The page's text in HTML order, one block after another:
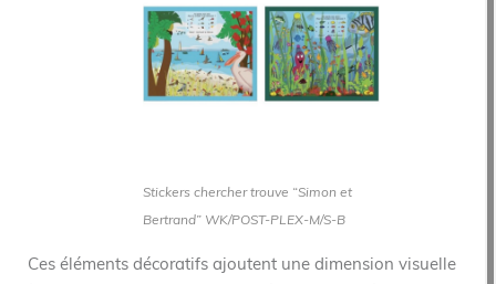
Stickers chercher trouve “Simon et
Bertrand” WK/POST-PLEX-M/S-B
Ces éléments décoratifs ajoutent une dimension visuelle